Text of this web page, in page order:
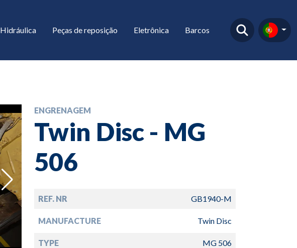
Hidráulica Peças de reposição Eletrônica Barcos
ENGRENAGEM
Twin Disc - MG
506
REF. NR GB1940-M
MANUFACTURE Twin Disc
TYPE MG 506